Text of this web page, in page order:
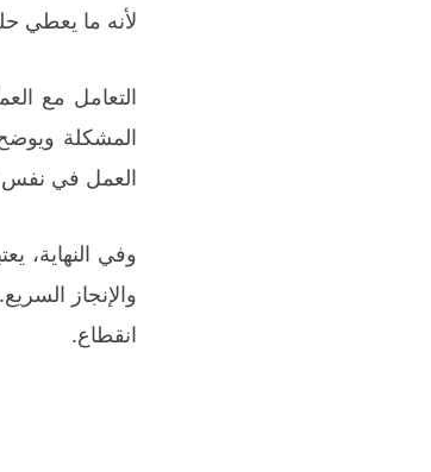
لأنه ما يعطي
التعامل مع
المشكلة
العمل في نفس
وفي النهاية،
والإنجاز
انقطاع.